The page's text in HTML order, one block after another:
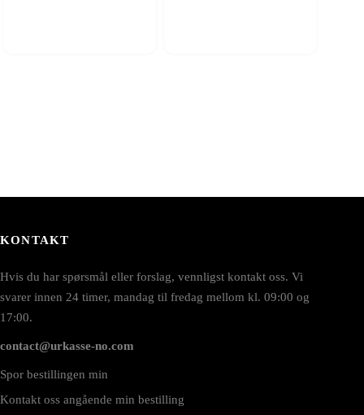
KONTAKT
Hvis du har spørsmål eller forslag, vennligst kontakt oss. Vi
svarer innen 24 timer, mandag til fredag mellom kl. 09:00 og
17:00.
contact@urkasse-no.com
Spor bestillingen min
Kontakt oss angående min bestilling